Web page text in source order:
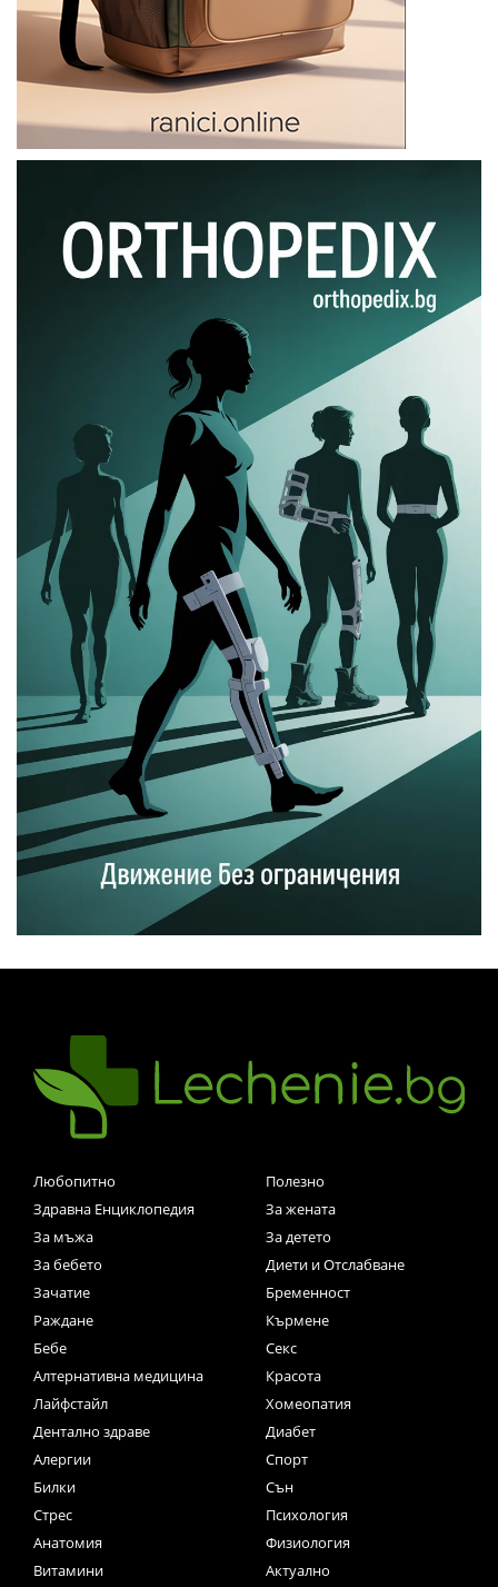
Любопитно
Полезно
Здравна Енциклопедия
За жената
За мъжа
За детето
За бебето
Диети и Отслабване
Зачатие
Бременност
Раждане
Кърмене
Бебе
Секс
Алтернативна медицина
Красота
Лайфстайл
Хомеопатия
Дентално здраве
Диабет
Алергии
Спорт
Билки
Сън
Стрес
Психология
Анатомия
Физиология
Витамини
Актуално